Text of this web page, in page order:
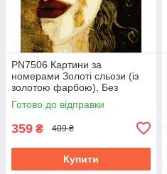
PN7506 Картини за
номерами Золоті сльози (із
золотою фарбою), Без
коробки, 40х50 см
Готово до відправки
359 ₴ 409 ₴
Купити